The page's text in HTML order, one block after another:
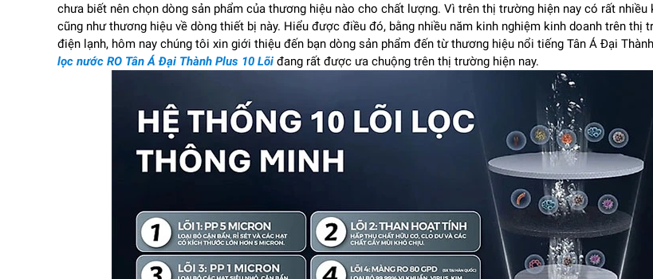
chưa biết nên chọn dòng sản phẩm của thương hiệu nào cho chất lượng. Vì trên thị trường hiện nay có rất nhiều
cũng như thương hiệu về dòng thiết bị này. Hiểu được điều đó, bằng nhiều năm kinh nghiệm kinh doanh trên thị
điện lạnh, hôm nay chúng tôi xin giới thiệu đến bạn dòng sản phẩm đến từ thương hiệu nổi tiếng Tân Á Đại
lọc nước RO Tân Á Đại Thành Plus 10 Lõi đang rất được ưa chuộng trên thị trường hiện nay.